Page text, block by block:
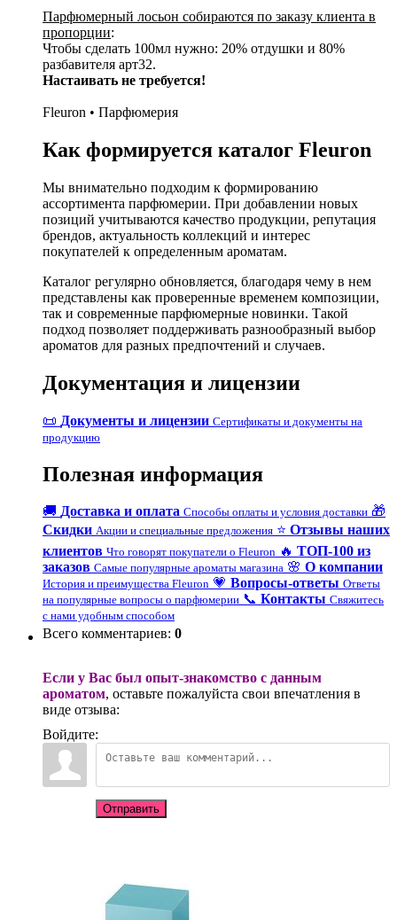
Парфюмерный лосьон собираются по заказу клиента в
пропорции:
Чтобы сделать 100мл нужно: 20% отдушки и 80%
разбавителя арт32.
Настаивать не требуется!
Fleuron • Парфюмерия
Как формируется каталог Fleuron
Мы внимательно подходим к формированию
ассортимента парфюмерии. При добавлении новых
позиций учитываются качество продукции, репутация
брендов, актуальность коллекций и интерес
покупателей к определенным ароматам.
Каталог регулярно обновляется, благодаря чему в нем
представлены как проверенные временем композиции,
так и современные парфюмерные новинки. Такой
подход позволяет поддерживать разнообразный выбор
ароматов для разных предпочтений и случаев.
Документация и лицензии
📜 Документы и лицензии Сертификаты и документы на
продукцию
Полезная информация
🚚 Доставка и оплата Способы оплаты и условия доставки 🎁
Скидки Акции и специальные предложения ⭐ Отзывы наших
клиентов Что говорят покупатели о Fleuron 🔥 ТОП-100 из
заказов Самые популярные ароматы магазина 🌸 О компании
История и преимущества Fleuron 💗 Вопросы-ответы Ответы
на популярные вопросы о парфюмерии 📞 Контакты Свяжитесь
с нами удобным способом
Всего комментариев: 0
Если у Вас был опыт-знакомство с данным
ароматом, оставьте пожалуйста свои впечатления в
виде отзыва:
Войдите:
Отправить